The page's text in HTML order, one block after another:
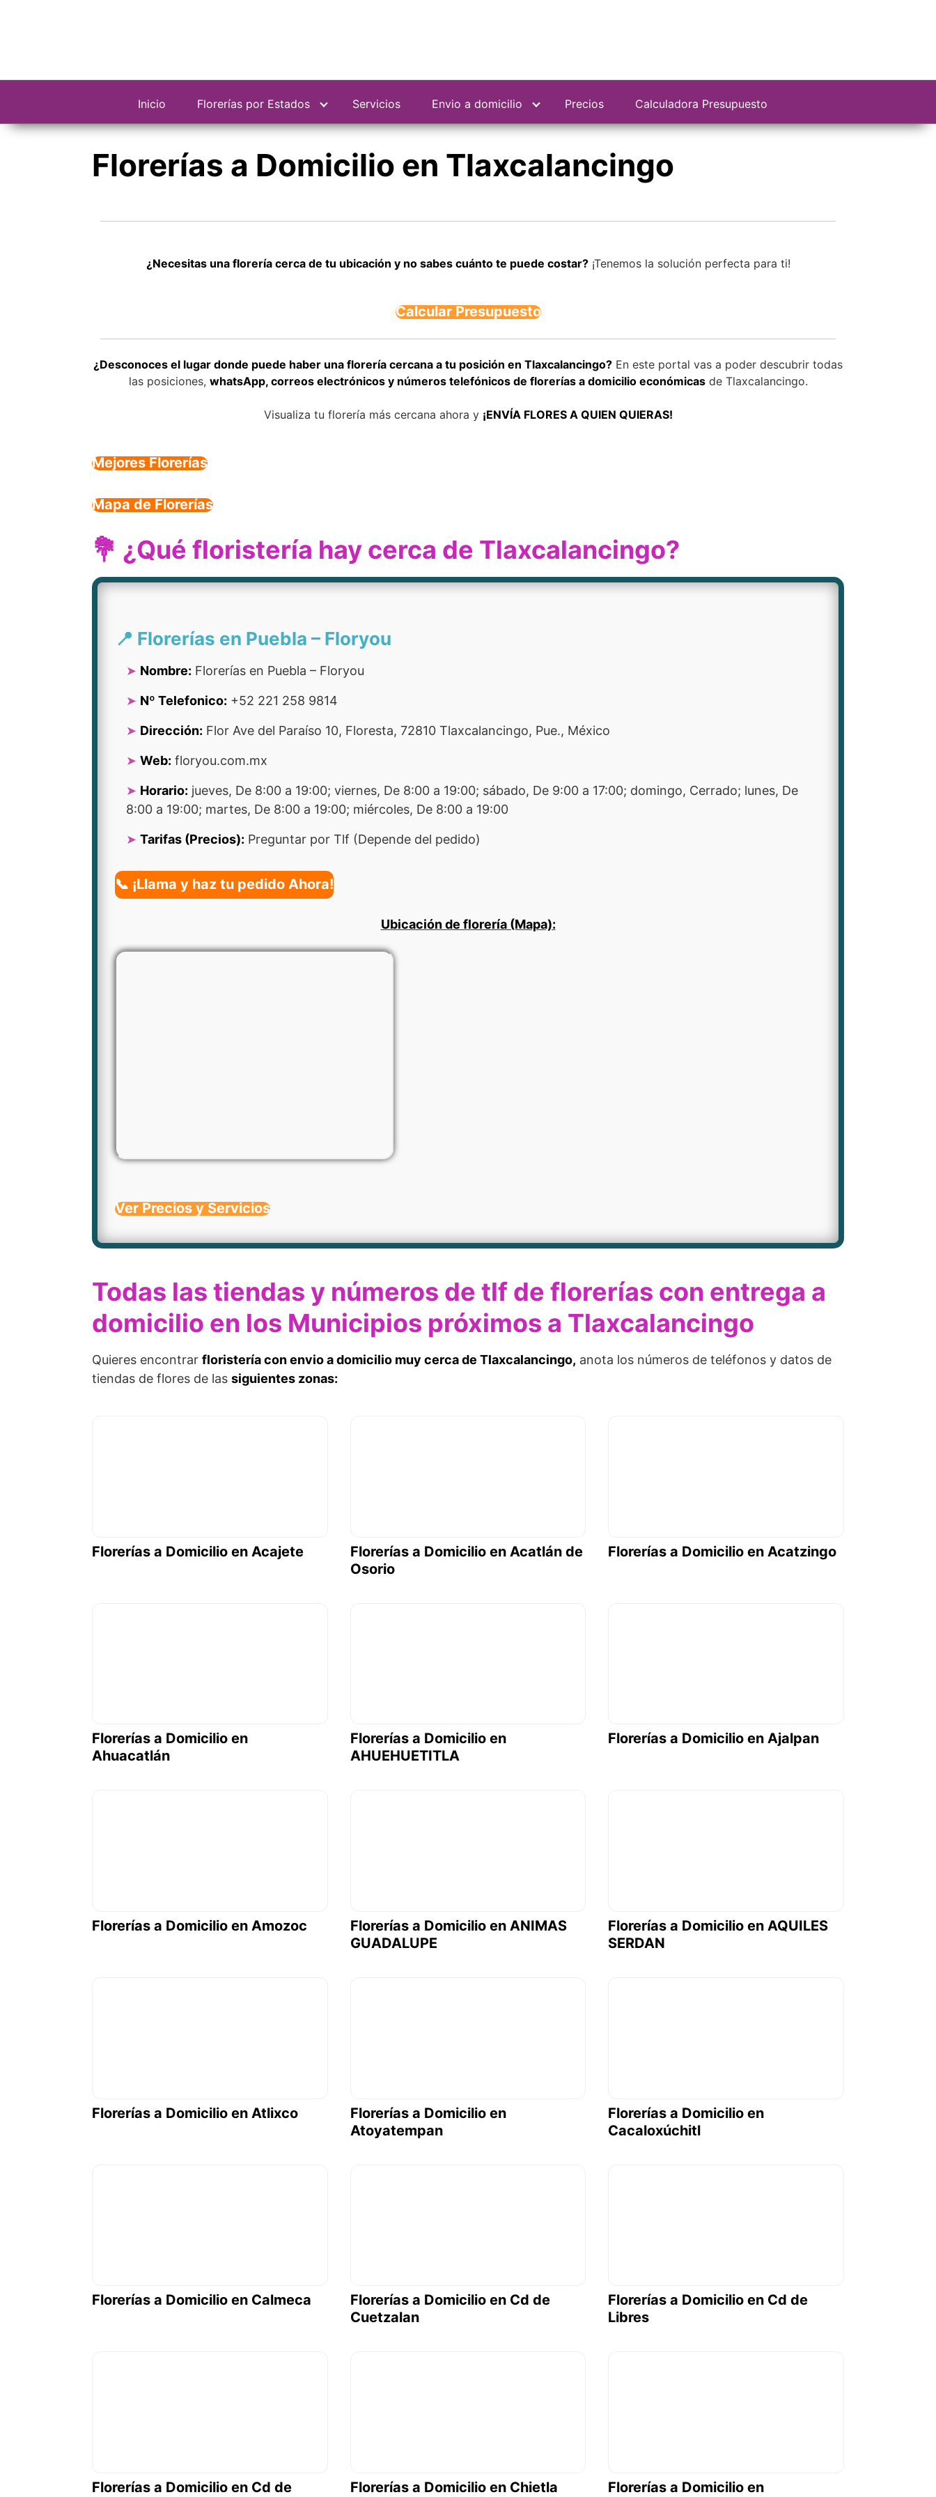
Inicio Florerías por Estados Servicios Envio a domicilio Precios Calculadora Presupuesto
Florerías a Domicilio en Tlaxcalancingo
¿Necesitas una florería cerca de tu ubicación y no sabes cuánto te puede costar?¡Tenemos la solución perfecta para ti!
Calcular Presupuesto
¿Desconoces el lugar donde puede haber una florería cercana a tu posición en Tlaxcalancingo? En este portal vas a poder descubrir todas
las posiciones, whatsApp, correos electrónicos y números telefónicos de florerías a domicilio económicasde Tlaxcalancingo.
Visualiza tu florería más cercana ahora y ¡ENVÍA FLORES A QUIEN QUIERAS!
Mejores Florerías
Mapa de Florerías
💐 ¿Qué floristería hay cerca de Tlaxcalancingo?
📍 Florerías en Puebla – Floryou
Nombre: Florerías en Puebla – Floryou
Nº Telefonico: +52 221 258 9814
Dirección: Flor Ave del Paraíso 10, Floresta, 72810 Tlaxcalancingo, Pue., México
Web: floryou.com.mx
Horario: jueves, De 8:00 a 19:00; viernes, De 8:00 a 19:00; sábado, De 9:00 a 17:00; domingo, Cerrado; lunes, De
8:00 a 19:00; martes, De 8:00 a 19:00; miércoles, De 8:00 a 19:00
Tarifas (Precios): Preguntar por Tlf (Depende del pedido)
📞 ¡Llama y haz tu pedido Ahora!
Ubicación de florería (Mapa):
Ver Precios y Servicios
Todas las tiendas y números de tlf de florerías con entrega a
domicilio en los Municipios próximos a Tlaxcalancingo
Quieres encontrar floristería con envio a domicilio muy cerca de Tlaxcalancingo, anota los números de teléfonos y datos de
tiendas de flores de las siguientes zonas:
Florerías a Domicilio en Acajete
Florerías a Domicilio en Acatlán de
Osorio
Florerías a Domicilio en Acatzingo
Florerías a Domicilio en
Ahuacatlán
Florerías a Domicilio en
AHUEHUETITLA
Florerías a Domicilio en Ajalpan
Florerías a Domicilio en Amozoc
Florerías a Domicilio en ANIMAS
GUADALUPE
Florerías a Domicilio en AQUILES
SERDAN
Florerías a Domicilio en Atlixco
Florerías a Domicilio en
Atoyatempan
Florerías a Domicilio en
Cacaloxúchitl
Florerías a Domicilio en Calmeca
Florerías a Domicilio en Cd de
Cuetzalan
Florerías a Domicilio en Cd de
Libres
Florerías a Domicilio en Cd de
Florerías a Domicilio en Chietla
Florerías a Domicilio en